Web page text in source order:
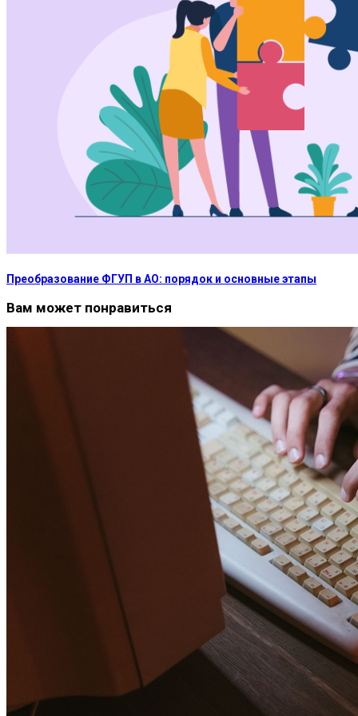
Преобразование ФГУП в АО: порядок и основные этапы
Вам может понравиться